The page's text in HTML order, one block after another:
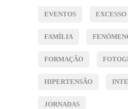
EVENTOS
FAMÍLIA
FORMAÇÃO
HIPERTENSÃO
JORNADAS